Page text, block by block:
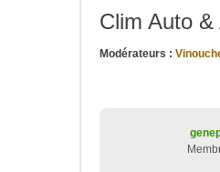
Clim Auto &
Modérateurs :